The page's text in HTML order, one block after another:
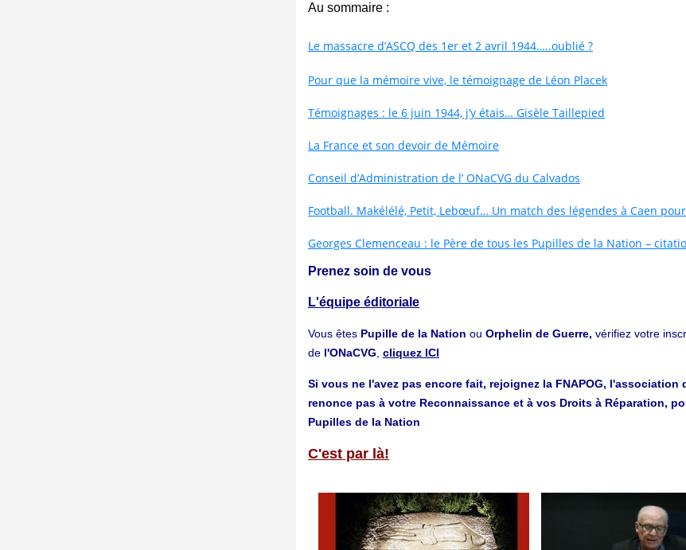
Au sommaire :
Le massacre d’ASCQ des 1er et 2 avril 1944…..oublié ?
Pour que la mémoire vive, le témoignage de Léon Placek
Témoignages : le 6 juin 1944, j’y étais… Gisèle Taillepied
La France et son devoir de Mémoire
Conseil d’Administration de l’ ONaCVG du Calvados
Football. Makélélé, Petit, Lebœuf… Un match des légendes à Caen
Georges Clemenceau : le Père de tous les Pupilles de la Nation –
Prenez soin de vous
L'équipe éditoriale
Vous êtes Pupille de la Nation ou Orphelin de Guerre, vérifiez votre
de l'ONaCVG cliquez ICI
Si vous ne l'avez pas encore fait, rejoignez la FNAPOG, l'association
renonce pas à votre Reconnaissance et à vos Droits à Réparation,
Pupilles de la Nation
C'est par là!